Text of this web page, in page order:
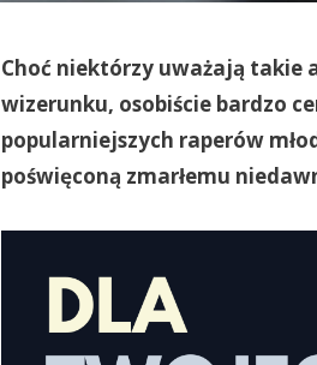
Choć niektórzy uważają takie
wizerunku, osobiście bardzo
popularniejszych raperów
poświęconą zmarłemu